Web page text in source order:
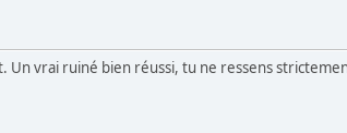
vrai ruiné bien réussi, tu ne ressens